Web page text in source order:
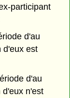
participant
d'au
d'eux est
d'au
d'eux n'est